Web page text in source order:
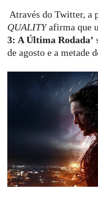
Através do Twitter, a
QUALITY afirma que
3: A Última Rodada’
de agosto e a metade